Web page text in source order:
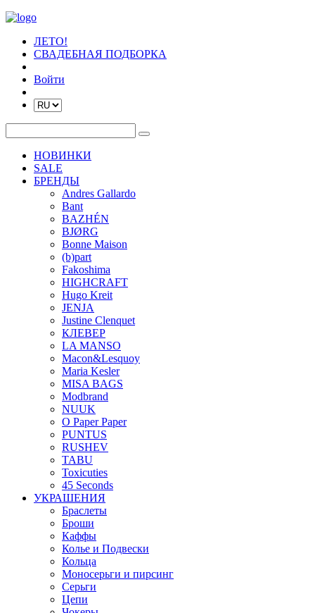
ЛЕТО!
СВАДЕБНАЯ ПОДБОРКА
Войти
НОВИНКИ
SALE
БРЕНДЫ
Andres Gallardo
Bant
BAZHÉN
BJØRG
Bonne Maison
(b)part
Fakoshima
HIGHCRAFT
Hugo Kreit
JENJA
Justine Clenquet
КЛЕВЕР
LA MANSO
Macon&Lesquoy
Maria Kesler
MISA BAGS
Modbrand
NUUK
O Paper Paper
PUNTUS
RUSHEV
TABU
Toxicuties
45 Seconds
УКРАШЕНИЯ
Браслеты
Броши
Каффы
Колье и Подвески
Кольца
Моносерьги и пирсинг
Серьги
Цепи